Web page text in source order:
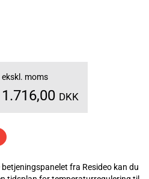
ekskl. moms
1.716,00 DKK
fra Resideo kan du